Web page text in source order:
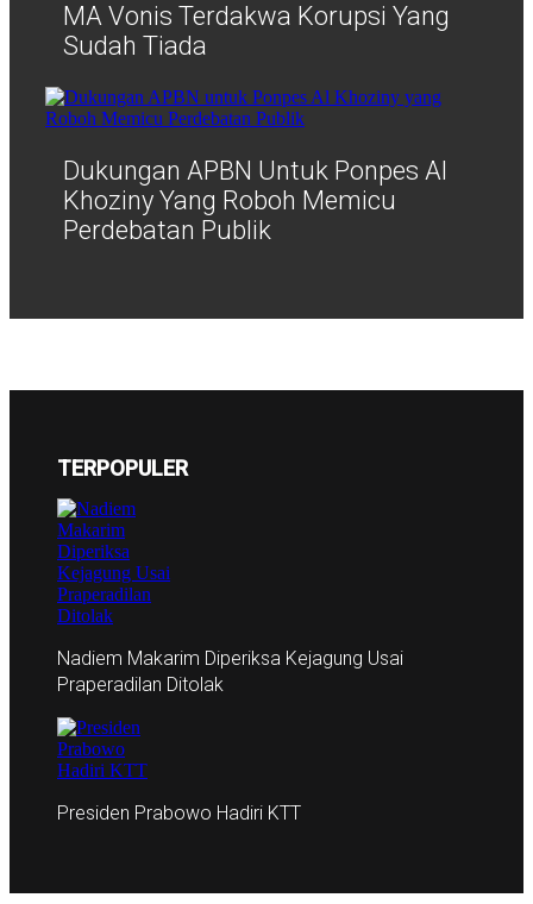
MA Vonis Terdakwa Korupsi Yang
Sudah Tiada
Dukungan APBN Untuk Ponpes Al
Khoziny Yang Roboh Memicu
Perdebatan Publik
TERPOPULER
Nadiem Makarim Diperiksa Kejagung Usai
Praperadilan Ditolak
Presiden Prabowo Hadiri KTT